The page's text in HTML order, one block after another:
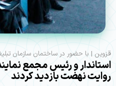
قزوین | با حضور در ساختمان سازمان
استاندار و رئیس مجمع
روایت نهضت بازدید کردند